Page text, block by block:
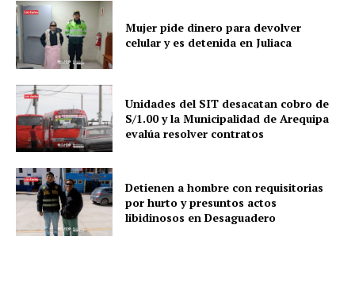
Mujer pide dinero para devolver
celular y es detenida en Juliaca
Unidades del SIT desacatan cobro de
S/1.00 y la Municipalidad de Arequipa
evalúa resolver contratos
Detienen a hombre con requisitorias
por hurto y presuntos actos
libidinosos en Desaguadero